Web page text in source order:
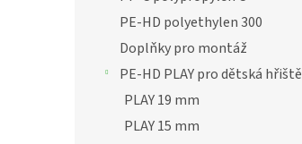
PE-HD polyethylen 300
Doplňky pro montáž
PE-HD PLAY pro dětská hřiště
PLAY 19 mm
PLAY 15 mm